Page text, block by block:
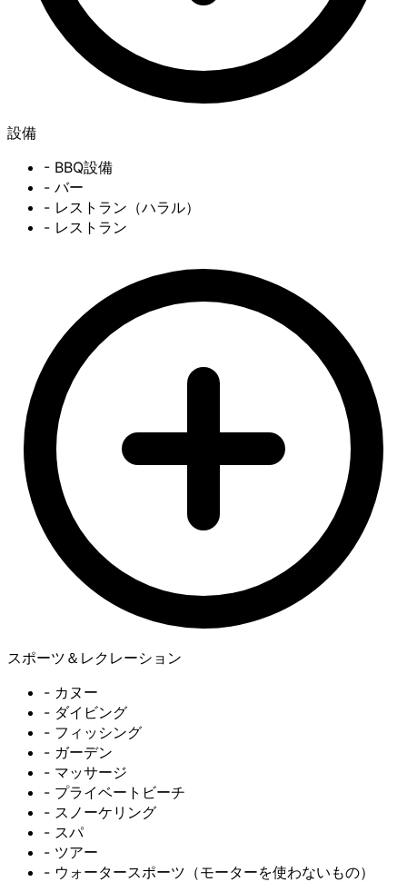
設備
- BBQ設備
- バー
- レストラン（ハラル）
- レストラン
スポーツ＆レクレーション
- カヌー
- ダイビング
- フィッシング
- ガーデン
- マッサージ
- プライベートビーチ
- スノーケリング
- スパ
- ツアー
- ウォータースポーツ（モーターを使わないもの）